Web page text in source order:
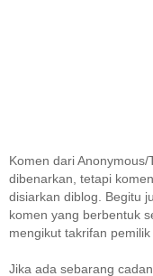
Komen dari
dibenarkan, tetapi
disiarkan diblog. Begitu
komen yang berbentuk
mengikut takrifan
Jika ada sebarang